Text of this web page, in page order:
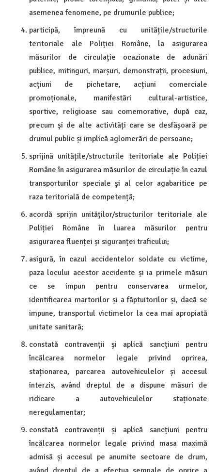
asemenea fenomene, pe drumurile publice;
participă, împreună cu unitățile/structurile
teritoriale ale Poliției Române, la asigurarea
măsurilor de circulație ocazionate de adunări
publice, mitinguri, marșuri, demonstrații, procesiuni,
acțiuni de pichetare, acțiuni comerciale
promoționale, manifestări cultural-artistice,
sportive, religioase sau comemorative, după caz,
precum și de alte activități care se desfășoară pe
drumul public și implică aglomerări de persoane;
sprijină unitățile/structurile teritoriale ale Poliției
Române în asigurarea măsurilor de circulație în cazul
transporturilor speciale și al celor agabaritice pe
raza teritorială de competență;
acordă sprijin unităților/structurilor teritoriale ale
Poliției Române în luarea măsurilor pentru
asigurarea fluenței și siguranței traficului;
asigură, în cazul accidentelor soldate cu victime,
paza locului acestor accidente și ia primele măsuri
ce se impun pentru conservarea urmelor,
identificarea martorilor și a făptuitorilor și, dacă se
impune, transportul victimelor la cea mai apropiată
unitate sanitară;
constată contravenții și aplică sancțiuni pentru
încălcarea normelor legale privind oprirea,
staționarea, parcarea autovehiculelor și accesul
interzis, având dreptul de a dispune măsuri de
ridicare a autovehiculelor staționate
neregulamentar;
constată contravenții și aplică sancțiuni pentru
încălcarea normelor legale privind masa maximă
admisă și accesul pe anumite sectoare de drum,